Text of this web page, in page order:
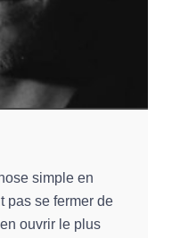
simple en
pas se fermer de
ouvrir le plus